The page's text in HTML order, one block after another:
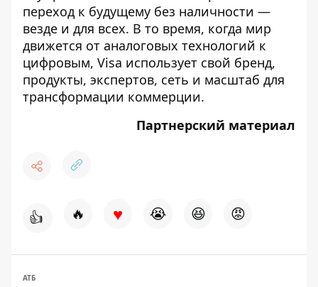
переход к будущему без наличности —
везде и для всех. В то время, когда мир
движется от аналоговых технологий к
цифровым, Visa использует свой бренд,
продукты, экспертов, сеть и масштаб для
трансформации коммерции.
Партнерский материал
👍 🔥 ♥ 😭 😆 😡
АТБ